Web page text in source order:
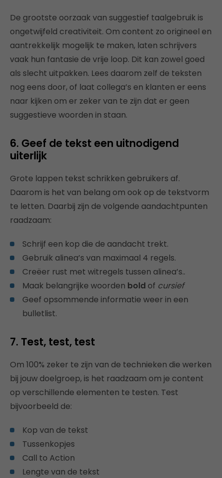
De grootste oorzaak van suggestief taalgebruik is
ongetwijfeld creativiteit. Om content zo origineel en
aantrekkelijk mogelijk te maken, laten schrijvers
vaak hun fantasie de vrije loop. Dit kan zowel goed
als slecht uitpakken. Lees daarom zelf de teksten
nog eens door, of laat collega’s en klanten er eens
naar kijken om er zeker van te zijn dat er geen
suggestieve woorden in staan.
6. Geef de tekst een uitnodigend
uiterlijk
Grote lappen tekst schrikken gebruikers af.
Daarom is het van belang om ook op de tekstvorm
te letten. Daarbij zijn de volgende aandachtpunten
raadzaam:
Schrijf een kop die de aandacht trekt.
Gebruik alinea’s van maximaal 4 regels.
Creëer rust met witregels tussen alinea’s..
Maak belangrijke woorden bold of cursief
Geef opsommende informatie weer in een
bulletlist.
7. Test, test, test
Om 100% zeker te zijn van de technieken die werken
bij jouw doelgroep, is het raadzaam om je content
op verschillende elementen te testen. Test
bijvoorbeeld de:
Kop van de tekst
Tussenkopjes
Call to Action
Lengte van de tekst